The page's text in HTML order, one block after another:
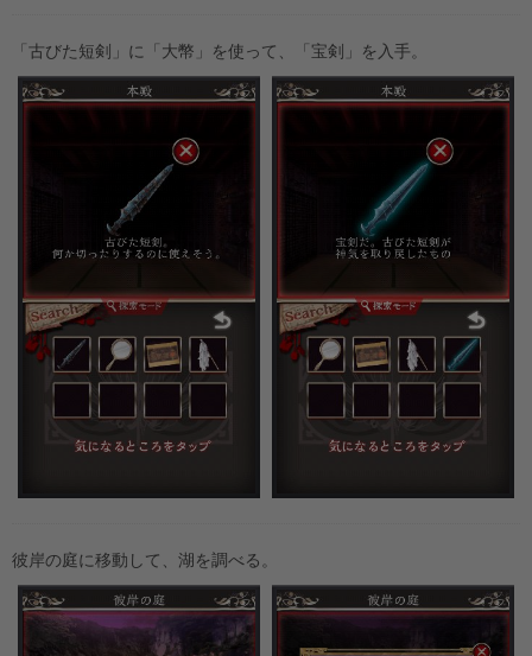
「古びた短剣」に「大幣」を使って、「宝剣」を入手。
彼岸の庭に移動して、湖を調べる。